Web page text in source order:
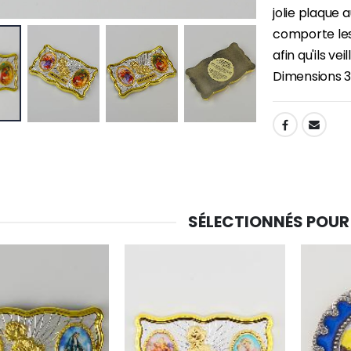
-30%
Une bougie 150 gr et votre Prière déposées à Lourdes
€10.00 €7.00
6 Bougies Teintées Masse Couleur Blanche
€6.00
jolie plaque
comporte
afin qu'ils
Dimensions
SHARE:
SÉLECTIONNÉS